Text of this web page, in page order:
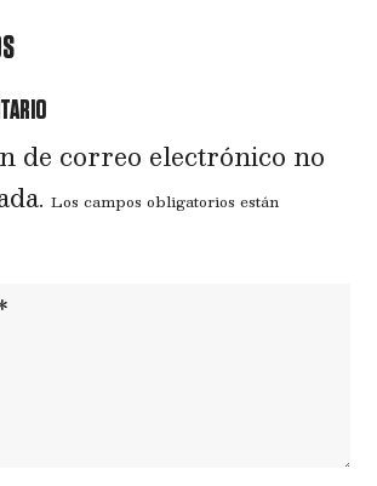
de correo electrónico no
Los campos obligatorios están